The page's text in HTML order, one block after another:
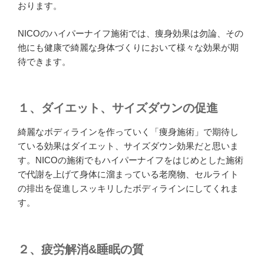
おります。
NICOのハイパーナイフ施術では、痩身効果は勿論、その
他にも健康で綺麗な身体づくりにおいて様々な効果が期
待できます。
１、ダイエット、サイズダウンの促進
綺麗なボディラインを作っていく「痩身施術」で期待し
ている効果はダイエット、サイズダウン効果だと思いま
す。NICOの施術でもハイパーナイフをはじめとした施術
で代謝を上げて身体に溜まっている老廃物、セルライト
の排出を促進しスッキリしたボディラインにしてくれま
す。
２、疲労解消&睡眠の質